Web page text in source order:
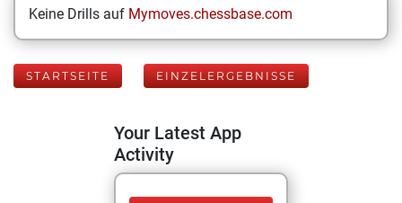
Keine Drills auf Mymoves.chessbase.com
STARTSEITE EINZELERGEBNISSE
Your Latest App
Activity